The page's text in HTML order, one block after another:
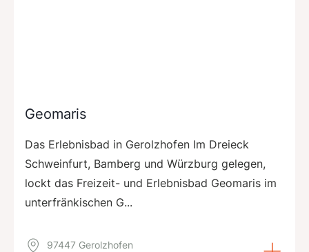
Geomaris
Das Erlebnisbad in Gerolzhofen Im Dreieck
Schweinfurt, Bamberg und Würzburg gelegen,
lockt das Freizeit- und Erlebnisbad Geomaris im
unterfränkischen G...
97447 Gerolzhofen